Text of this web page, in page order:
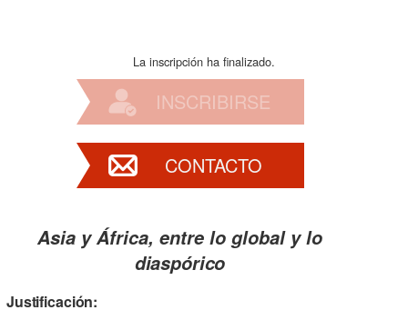
La inscripción ha finalizado.
INSCRIBIRSE
CONTACTO
Asia y África, entre lo global y lo
diaspórico
Justificación: